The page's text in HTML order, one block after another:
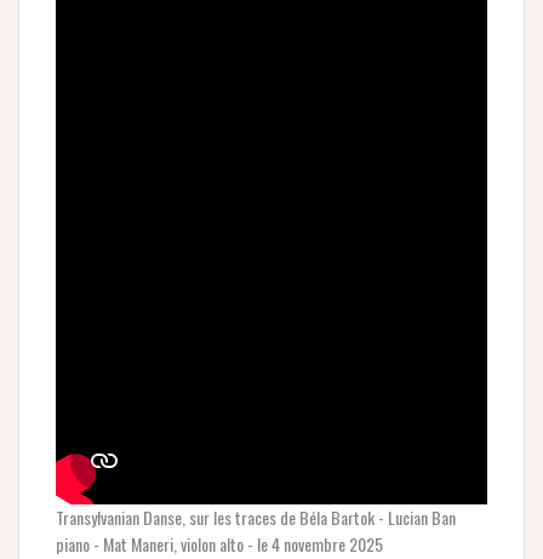
Transylvanian Danse, sur les traces de Béla Bartok - Lucian Ban
piano - Mat Maneri, violon alto - le 4 novembre 2025